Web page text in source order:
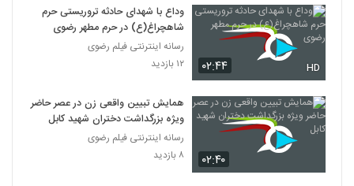
۰۲:۴۴ HD
وداع با شهدای حادثه تروریستی حرم
شاهچراغ(ع) در حرم مطهر رضوی
رسانه اینترنتی فیلم رضوی
۱۲ بازدید
۰۲:۴۰
همایش تبیین واقعی زن در عصر حاضر
ویژه بزرگداشت دختران شهید کابل
رسانه اینترنتی فیلم رضوی
۸ بازدید